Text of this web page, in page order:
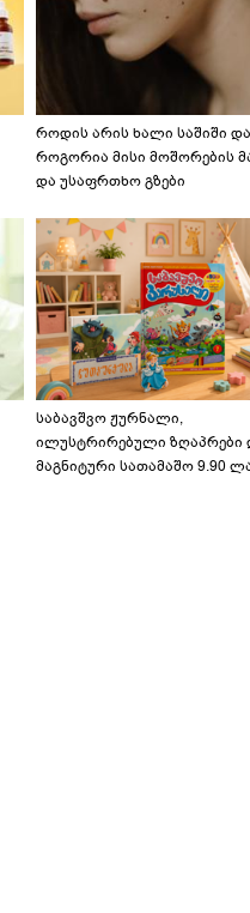
როდის არის ხალი საშიში და
როგორია მისი მოშორების
და უსაფრთხო გზები
საბავშვო ჟურნალი,
ილუსტრირებული ზღაპრები
მაგნიტური სათამაშო 9.90